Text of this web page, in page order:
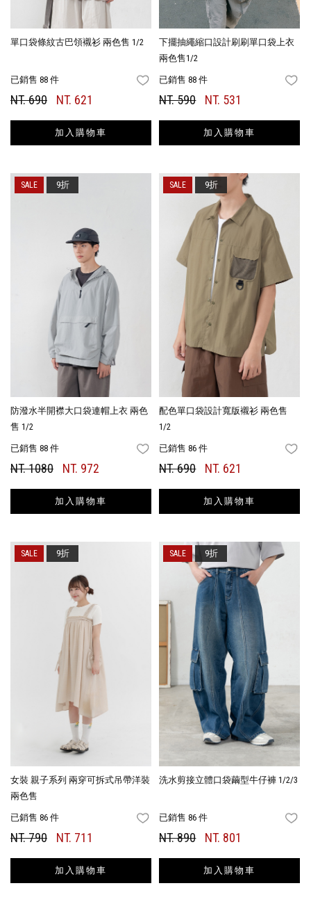
單口袋條紋古巴領襯衫 兩色售 1/2
已銷售 88 件 FAVORITES
NT. 690 NT. 621
加入購物車
下擺抽繩縮口設計刷刷單口袋上衣
兩色售1/2
已銷售 88 件
NT. 590 NT. 531
加入購物車
防潑水半開襟大口袋連帽上衣 兩色
售 1/2
已銷售 88 件 FAVORITES
NT. 1080 NT. 972
加入購物車
9折
配色單口袋設計寬版襯衫 兩色售
1/2
已銷售 86 件
NT. 690 NT. 621
加入購物車
9折
女裝 親子系列 兩穿可拆式吊帶洋裝
兩色售
已銷售 86 件 FAVORITES
NT. 790 NT. 711
加入購物車
9折
洗水剪接立體口袋繭型牛仔褲 1/2/3
已銷售 86 件
NT. 890 NT. 801
加入購物車
9折